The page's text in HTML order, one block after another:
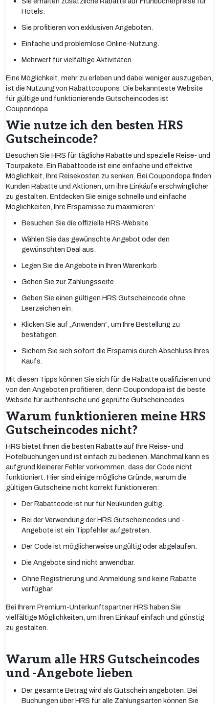
Hotels.
Sie profitieren von exklusiven Angeboten.
Einfache und problemlose Online-Nutzung.
Mehrwert für vielfältige Aktivitäten.
Eine Möglichkeit, mehr zu erleben und dabei weniger auszugeben,
ist die Nutzung von Rabattcoupons. Die bekannteste Website
für gültige und funktionierende Gutscheincodes ist
Coupondopa.
Wie nutze ich den besten HRS
Gutscheincode?
Besuchen Sie HRS für tägliche Rabatte und spezielle Reise- und
Tourpakete. Ein Rabattcode ist eine einfache und effektive
Möglichkeit, Ihre Reisekosten zu senken. Bei Coupondopa finden
Kunden Rabatte und Aktionen, um ihre Einkäufe erschwinglicher
zu gestalten. Entdecken Sie einige schnelle und einfache
Möglichkeiten, Ihre Ersparnisse zu maximieren:
Besuchen Sie die offizielle HRS-Website.
Wählen Sie das gewünschte Angebot oder den
gewünschten Deal aus.
Legen Sie die Angebote in Ihren Warenkorb.
Gehen Sie zur Zahlungsseite.
Geben Sie einen gültigen HRS Gutscheincode ohne
Leerzeichen ein.
Klicken Sie auf „Anwenden“, um Ihre Bestellung zu
bestätigen.
Sichern Sie sich sofort die Ersparnis durch Abschluss Ihres
Kaufs.
Mit diesen Tipps können Sie sich für die Rabatte qualifizieren und
von den Angeboten profitieren, denn Coupondopa ist die beste
Website für authentische und geprüfte Gutscheincodes.
Warum funktionieren meine HRS
Gutscheincodes nicht?
HRS bietet Ihnen die besten Rabatte auf Ihre Reise- und
Hotelbuchungen und ist einfach zu bedienen. Manchmal kann es
aufgrund kleinerer Fehler vorkommen, dass der Code nicht
funktioniert. Hier sind einige mögliche Gründe, warum die
gültigen Gutscheine nicht korrekt funktionieren:
Der Rabattcode ist nur für Neukunden gültig.
Bei der Verwendung der HRS Gutscheincodes und -
Angebote ist ein Tippfehler aufgetreten.
Der Code ist möglicherweise ungültig oder abgelaufen.
Die Angebote sind nicht anwendbar.
Ohne Registrierung und Anmeldung sind keine Rabatte
verfügbar.
Bei Ihrem Premium-Unterkunftspartner HRS haben Sie
vielfältige Möglichkeiten, um Ihren Einkauf einfach und günstig
zu gestalten.
Warum alle HRS Gutscheincodes
und -Angebote lieben
Der gesamte Betrag wird als Gutschein angeboten. Bei
Buchungen über HRS für alle Zahlungsarten können Sie